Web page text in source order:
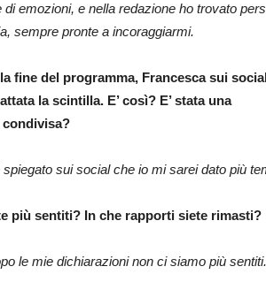
di emozioni, e nella redazione ho trovato
sempre pronte a incoraggiarmi.
fine del programma, Francesca sui
la scintilla. E’ così? E’ stata una
condivisa?
spiegato sui social che io mi sarei dato più
più sentiti? In che rapporti siete rimasti?
le mie dichiarazioni non ci siamo più sentiti.